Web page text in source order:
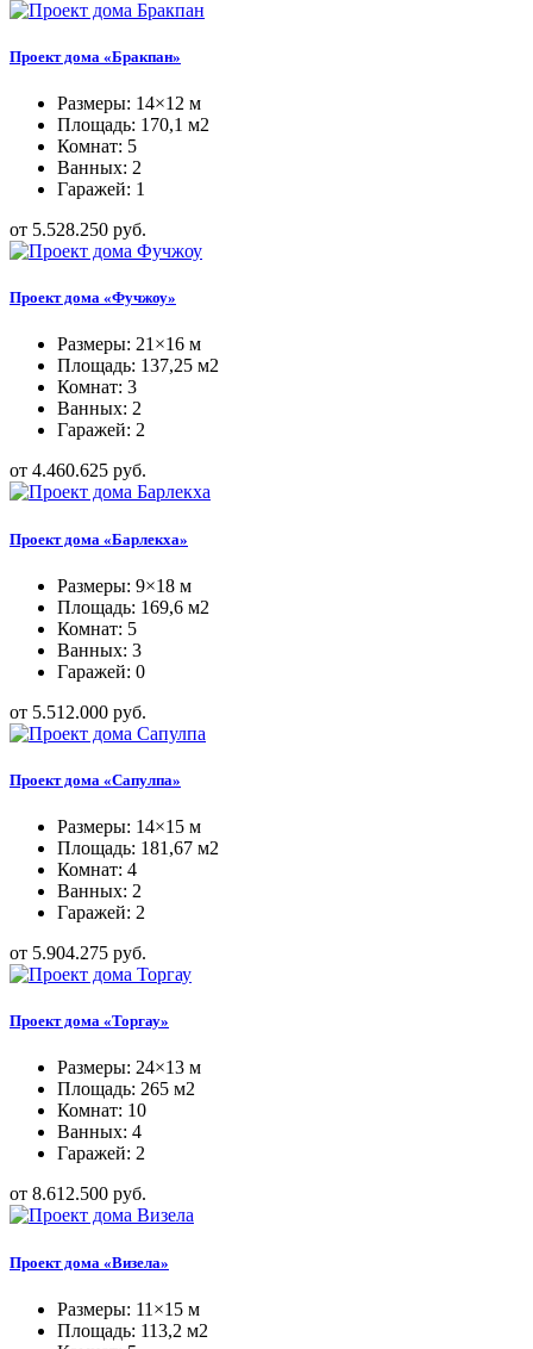
Проект дома «Бракпан»
Размеры: 14×12 м
Площадь: 170,1 м2
Комнат: 5
Ванных: 2
Гаражей: 1
от 5.528.250 руб.
Проект дома «Фучжоу»
Размеры: 21×16 м
Площадь: 137,25 м2
Комнат: 3
Ванных: 2
Гаражей: 2
от 4.460.625 руб.
Проект дома «Барлекха»
Размеры: 9×18 м
Площадь: 169,6 м2
Комнат: 5
Ванных: 3
Гаражей: 0
от 5.512.000 руб.
Проект дома «Сапулпа»
Размеры: 14×15 м
Площадь: 181,67 м2
Комнат: 4
Ванных: 2
Гаражей: 2
от 5.904.275 руб.
Проект дома «Торгау»
Размеры: 24×13 м
Площадь: 265 м2
Комнат: 10
Ванных: 4
Гаражей: 2
от 8.612.500 руб.
Проект дома «Визела»
Размеры: 11×15 м
Площадь: 113,2 м2